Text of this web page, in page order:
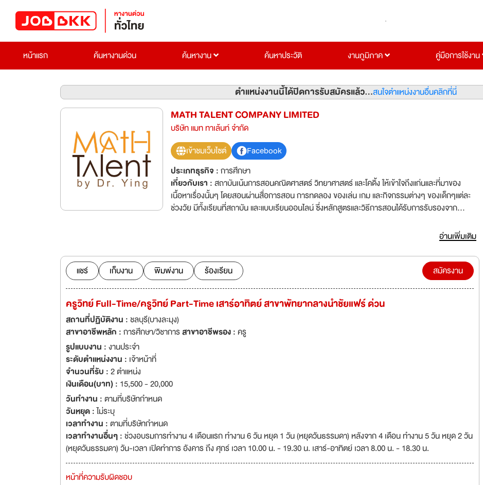
หน้าแรก
ค้นหางานด่วน ค้นหางาน ค้นหาประวัติ งานภูมิภาค คู่มือการใช้งาน
ตำแหน่งงานนี้ได้ปิดการรับสมัครแล้ว...สนใจตำแหน่งงานอื่นคลิกที่นี่
MATH TALENT COMPANY LIMITED
บริษัท แมท ทาเล้นท์ จำกัด
เข้าชมเว็บไซต์
Facebook
ประเภทธุรกิจ :การศึกษา
เกี่ยวกับเรา :สถาบันเน้นการสอนคณิตศาสตร์ วิทยาศาสตร์ และโคดิ้ง ให้เข้าใจถึงแก่นและที่มาของ
เนื้อหาเรื่องนั้นๆ โดยสอนผ่านสื่อการสอน การทดลอง ของเล่น เกม และกิจกรรมต่างๆ ของเด็กๆแต่ละ
ช่วงวัย มีทั้งเรียนที่สถาบัน และแบบเรียนออนไลน์ ซึ่งหลักสูตรและวิธีการสอนได้รับการรับรองจาก
อ่านเพิ่มเติม
แชร์ เก็บงาน พิมพ์งาน ร้องเรียน สมัครงาน
ครูวิทย์ Full-Time/ครูวิทย์ Part-Time เสาร์อาทิตย์ สาขาพัทยากลางนำชัยแฟร์ ด่วน
สถานที่ปฏิบัติงาน :ชลบุรี(บางละมุง)
สาขาอาชีพหลัก :การศึกษา/วิชาการสาขาอาชีพรอง :ครู
รูปแบบงาน :งานประจำ
ระดับตำแหน่งงาน : เจ้าหน้าที่
จำนวนที่รับ :2 ตำแหน่ง
เงินเดือน(บาท) : 15,500 - 20,000
วันทำงาน :ตามที่บริษัทกำหนด
วันหยุด :ไม่ระบุ
เวลาทำงาน :ตามที่บริษัทกำหนด
เวลาทำงานอื่นๆ :ช่วงอบรมการทำงาน 4 เดือนแรก ทำงาน 6 วัน หยุด 1 วัน (หยุดวันธรรมดา) หลังจาก 4 เดือน ทำงาน 5 วัน หยุด 2 วัน
(หยุดวันธรรมดา) วัน-เวลา เปิดทำการ อังคาร ถึง ศุกร์ เวลา 10.00 น. - 19.30 น. เสาร์-อาทิตย์ เวลา 8.00 น. - 18.30 น.
หน้าที่ความรับผิดชอบ